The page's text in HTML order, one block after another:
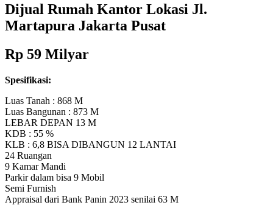
Dijual Rumah Kantor Lokasi Jl.
Martapura Jakarta Pusat
Rp 59 Milyar
Spesifikasi:
Luas Tanah : 868 M
Luas Bangunan : 873 M
LEBAR DEPAN 13 M
KDB : 55 %
KLB : 6,8 BISA DIBANGUN 12 LANTAI
24 Ruangan
9 Kamar Mandi
Parkir dalam bisa 9 Mobil
Semi Furnish
Appraisal dari Bank Panin 2023 senilai 63 M